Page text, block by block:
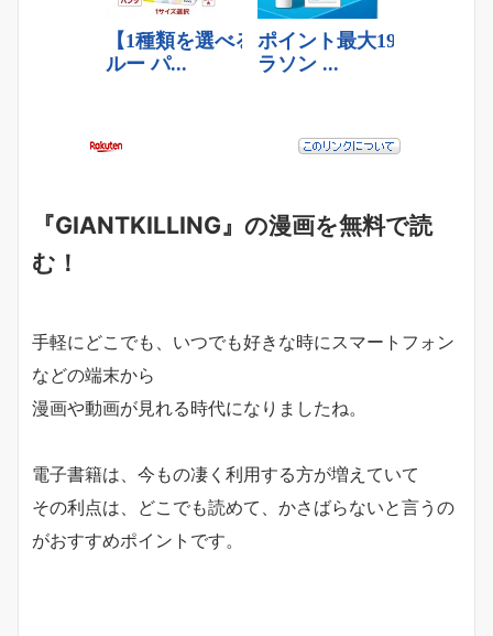
『GIANTKILLING』の漫画を無料で読
む！
手軽にどこでも、いつでも好きな時にスマートフォン
などの端末から
漫画や動画が見れる時代になりましたね。
電子書籍は、今もの凄く利用する方が増えていて
その利点は、 どこでも読めて、かさばらないと言うの
がおすすめポイントです。